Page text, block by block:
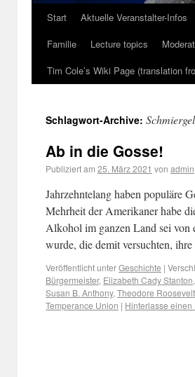
Start Aktuelle Veranstalter-Infos
Familie
Lecture topics
Tim Cole’s Wiki Page (translation
Schlagwort-Archive:
Ab in die Gosse!
Publiziert am 25. März 2021 von admin
Jahrzehntelang haben populäre
Mehrheit der Amerikaner habe
Alkohol im ganzen Land sei von
wurde, die demit versuchten,
Veröffentlicht unterGeschichte |
Bürgermeister, Elizabeth Cady Stanton,
Susan B. Anthony, Theodore Roosevelt
Temperance Union | Hinterlasse einen